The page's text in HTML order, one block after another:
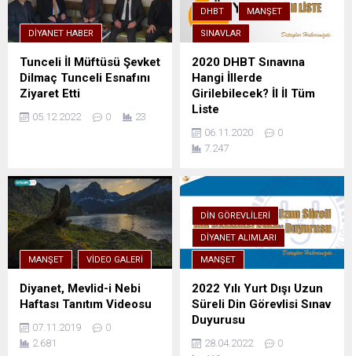
DIYANET HABER
Tunceli İl Müftüsü Şevket
Dilmaç Tunceli Esnafını
Ziyaret Etti
05.12.2022 0 23
DHBT MANŞET
SINAVLAR
2020 DHBT Sınavına
Hangi İllerde
Girilebilecek? İl İl Tüm
Liste
06.11.2020
0
7.247
MANŞET VIDEO GALERI
Diyanet, Mevlid-i Nebi
Haftası Tanıtım Videosu
07.11.2019
0
2.681
DIN GÖREVLILERI
DIYANET ALIMLARI
MANŞET
2022 Yılı Yurt Dışı Uzun
Süreli Din Görevlisi Sınav
Duyurusu
28.04.2022
0